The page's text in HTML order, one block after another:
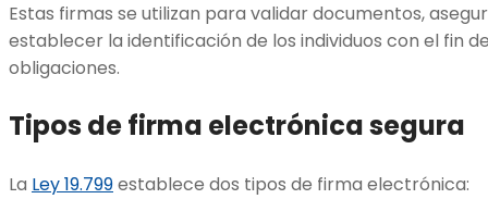
Estas firmas se utilizan para validar documentos,
establecer la identificación de los individuos con el fin
obligaciones.
Tipos de firma electrónica segura
La Ley 19.799establece dos tipos de firma electrónica: